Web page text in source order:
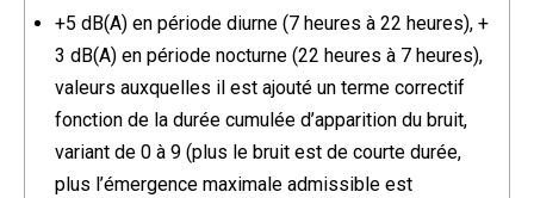
+5 dB(A) en période diurne (7 heures à 22 heures), +
3 dB(A) en période nocturne (22 heures à 7 heures),
valeurs auxquelles il est ajouté un terme correctif
fonction de la durée cumulée d’apparition du bruit,
variant de 0 à 9 (plus le bruit est de courte durée,
plus l’émergence maximale admissible est